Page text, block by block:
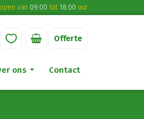
van 09:00 tot18:00 uur
Offerte
ons Contact